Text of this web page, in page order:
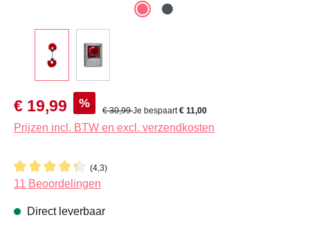
Verkoopprijs:
€ 19,99 % Normale prijs:
€ 30,99Je bespaart€ 11,00
Prijzen incl. BTW en excl. verzendkosten
(4,3)
Gemiddelde waardering van 4.2 van 5 sterren
11 Beoordelingen
Direct leverbaar